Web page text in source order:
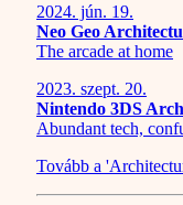
2024. jún. 19.
Neo Geo
The arcade at home
2023. szept. 20.
Nintendo 3DS
Abundant tech,
Tovább a